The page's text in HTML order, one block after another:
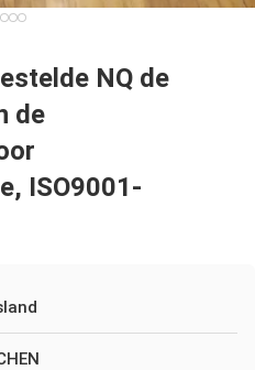
NQ de
de
ISO9001-